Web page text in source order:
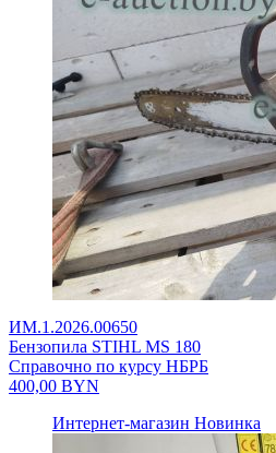
ИМ.1.2026.00650
Бензопила STIHL MS 180
Справочно по курсу НБРБ
400,00 BYN
Интернет-магазин Новинка